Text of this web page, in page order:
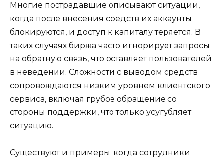
Многие пострадавшие описывают ситуации,
когда после внесения средств их аккаунты
блокируются, и доступ к капиталу теряется. В
таких случаях биржа часто игнорирует запросы
на обратную связь, что оставляет пользователей
в неведении. Сложности с выводом средств
сопровождаются низким уровнем клиентского
сервиса, включая грубое обращение со
стороны поддержки, что только усугубляет
ситуацию.
Существуют и примеры, когда сотрудники